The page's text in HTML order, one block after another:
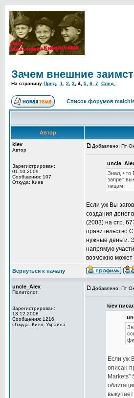
Зачем внешние
На страницу Пред. 1 2 3 4 5 6 7 След.
Список форумов
Автор
kiev
Автор
Зарегистрирован:
01.10.2009
Сообщения: 107
Откуда: Киев
Добавлено: Пт
Знал, что
запрет
лицам.
Если уж Вы
создания денег
(2003) на стр.
правительство
нужные деньги.
напрямую
возможно может
Вернуться к началу
uncle_Alex
Политолог
Зарегистрирован:
13.12.2008
Сообщения: 1216
Откуда: Киев, Украина
Добавлено: Пт
kiev
Если уж
описан
Markets"